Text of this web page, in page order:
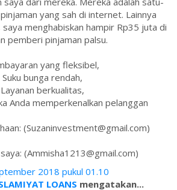
yang sah di internet. Lainnya
menghabiskan hampir Rp35 juta di
pemberi pinjaman palsu.
yang fleksibel,
Suku bunga rendah,
Layanan berkualitas,
Anda memperkenalkan pelanggan
(Suzaninvestment@gmail.com)
(Ammisha1213@gmail.com)
2018 pukul 01.10
LOANS mengatakan...